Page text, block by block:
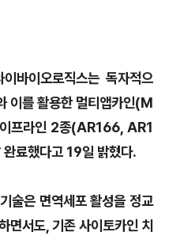
바이오로직스는 독자적으
를 활용한 멀티앱카인(M
프라인 2종(AR166, AR1
료했다고 19일 밝혔다.
술은 면역세포 활성을 정교
면서도, 기존 사이토카인 치